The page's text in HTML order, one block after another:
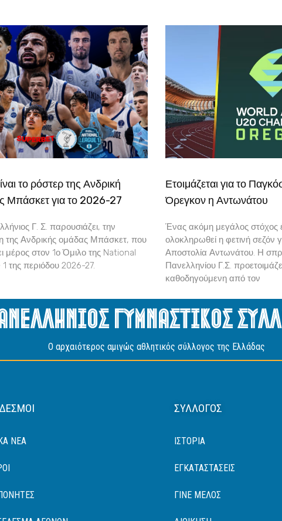
το ρόστερ της Ανδρική
Μπάσκετ για το 2026-27
Γ. Σ. παρουσιάζει, την
της Ανδρικής ομάδας Μπάσκετ, που
μέρος στον 1ο Όμιλο της National
της περιόδου 2026-27.
Ετοιμάζεται για το
Όρεγκον η Αντωνάτου
Ένας ακόμη μεγάλος στόχος
ολοκληρωθεί η φετινή σεζόν
Αποστολία Αντωνάτου. Η
Πανελληνίου Γ.Σ.
καθοδηγούμενη από τον
Γυμναστικος
O αρχαιότερος αμιγώς αθλητικός σύλλογος της Ελλάδας
ΝΈΑ
ΣΎΛΛΟΓΟΣ
ΙΣΤΟΡΙΑ
ΕΓΚΑΤΑΣΤΑΣΕΙΣ
ΓΙΝΕ ΜΕΛΟΣ